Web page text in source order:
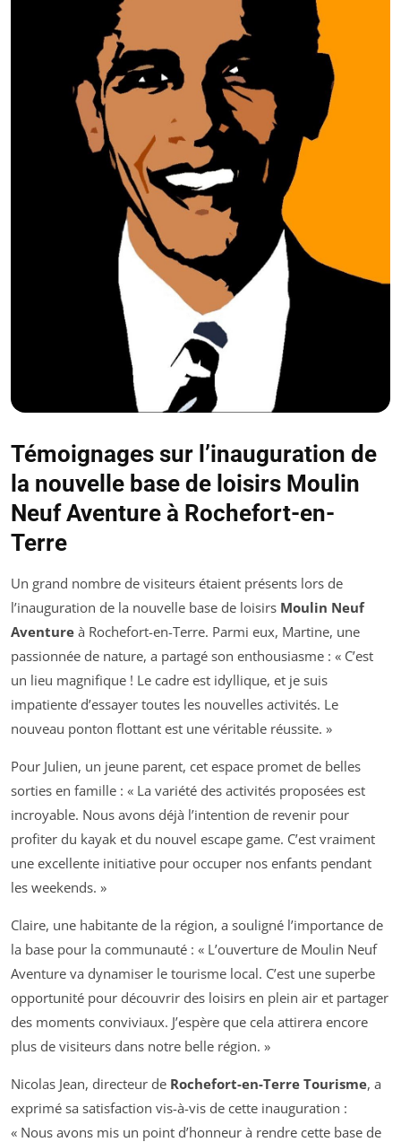
Témoignages sur l’inauguration de
la nouvelle base de loisirs Moulin
Neuf Aventure à Rochefort-en-
Terre
Un grand nombre de visiteurs étaient présents lors de
l’inauguration de la nouvelle base de loisirs Moulin Neuf
Aventure à Rochefort-en-Terre. Parmi eux, Martine, une
passionnée de nature, a partagé son enthousiasme : « C’est
un lieu magnifique ! Le cadre est idyllique, et je suis
impatiente d’essayer toutes les nouvelles activités. Le
nouveau ponton flottant est une véritable réussite. »
Pour Julien, un jeune parent, cet espace promet de belles
sorties en famille : « La variété des activités proposées est
incroyable. Nous avons déjà l’intention de revenir pour
profiter du kayak et du nouvel escape game. C’est vraiment
une excellente initiative pour occuper nos enfants pendant
les weekends. »
Claire, une habitante de la région, a souligné l’importance de
la base pour la communauté : « L’ouverture de Moulin Neuf
Aventure va dynamiser le tourisme local. C’est une superbe
opportunité pour découvrir des loisirs en plein air et partager
des moments conviviaux. J’espère que cela attirera encore
plus de visiteurs dans notre belle région. »
Nicolas Jean, directeur de Rochefort-en-Terre Tourisme, a
exprimé sa satisfaction vis-à-vis de cette inauguration :
« Nous avons mis un point d’honneur à rendre cette base de